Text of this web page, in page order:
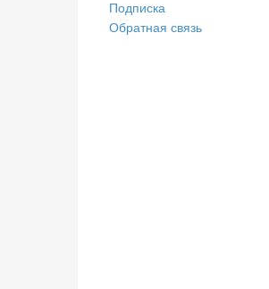
Подписка
Обратная связь